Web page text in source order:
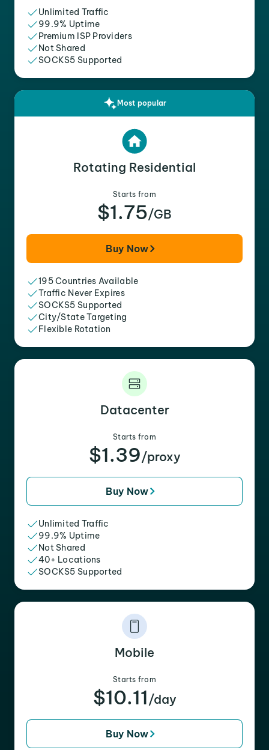
Unlimited Traffic
99.9% Uptime
Premium ISP Providers
Not Shared
SOCKS5 Supported
Most popular
Rotating Residential
Starts from
$1.75/GB
Buy Now
195 Countries Available
Traffic Never Expires
SOCKS5 Supported
City/State Targeting
Flexible Rotation
Datacenter
Starts from
$1.39/proxy
Buy Now
Unlimited Traffic
99.9% Uptime
Not Shared
40+ Locations
SOCKS5 Supported
Mobile
Starts from
$10.11 /day
Buy Now